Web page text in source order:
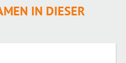
IN DIESER